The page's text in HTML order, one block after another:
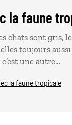
la faune
chats sont gris,
toujours aussi
une autre…
la faune tropicale